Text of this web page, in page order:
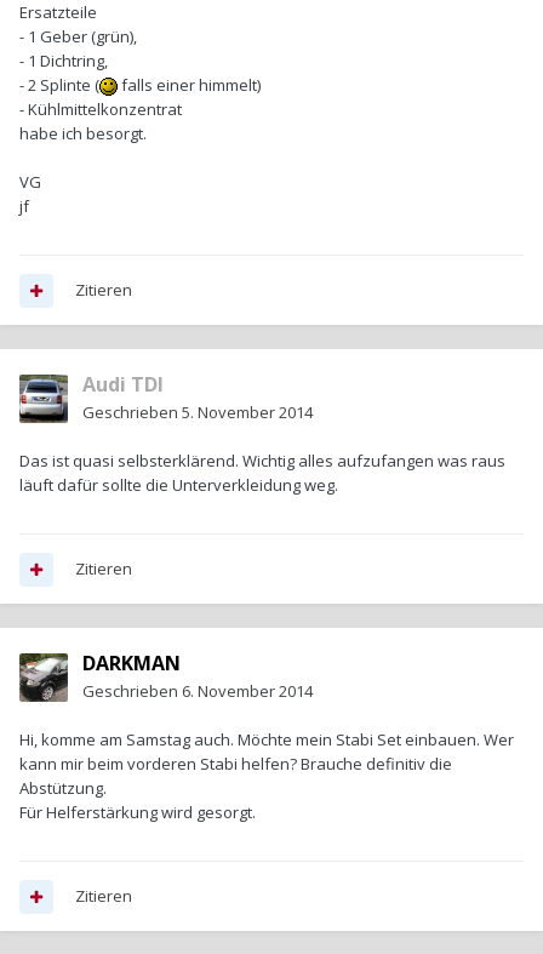
Ersatzteile
- 1 Geber (grün),
- 1 Dichtring,
- 2 Splinte (
falls einer himmelt)
- Kühlmittelkonzentrat
habe ich besorgt.
VG
jf
Zitieren
Audi TDI
Geschrieben 5. November 2014
Das ist quasi selbsterklärend. Wichtig alles aufzufangen was raus
läuft dafür sollte die Unterverkleidung weg.
Zitieren
DARKMAN
Geschrieben 6. November 2014
Hi, komme am Samstag auch. Möchte mein Stabi Set einbauen. Wer
kann mir beim vorderen Stabi helfen? Brauche definitiv die
Abstützung.
Für Helferstärkung wird gesorgt.
Zitieren